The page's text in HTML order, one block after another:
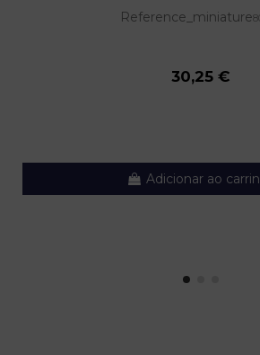
Reference_miniature
30,25 €
Adicionar ao